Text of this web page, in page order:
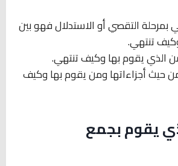
بمرحلة التقصي أو الاستدلال فهو بين
تنتهي.
الذي يقوم بها وكيف تنتهي.
حيث أجزاءاتها ومن يقوم بها وكيف
يقوم بجمع